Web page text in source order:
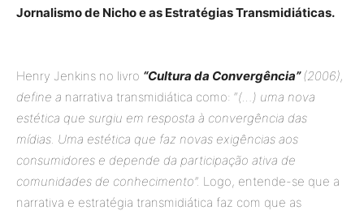
Jornalismo de Nicho e as Estratégias Transmidiáticas.
Henry Jenkins no livro “Cultura da Convergência”(2006),
define a narrativa transmidiática como: “(…) uma nova
estética que surgiu em resposta à convergência das
mídias. Uma estética que faz novas exigências aos
consumidores e depende da participação ativa de
comunidades de conhecimento”. Logo, entende-se que a
narrativa e estratégia transmidiática faz com que as